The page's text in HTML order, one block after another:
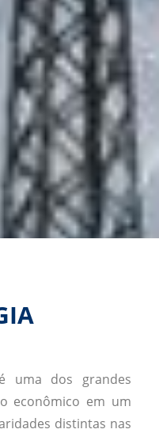
uma dos grandes
econômico em um
distintas nas